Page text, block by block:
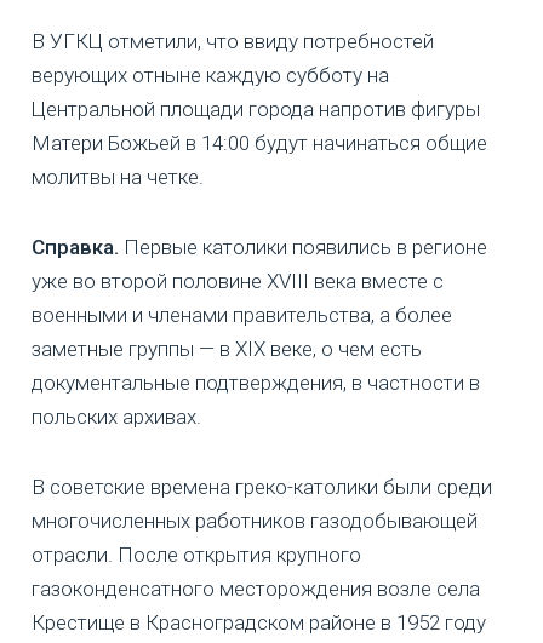
В УГКЦ отметили, что ввиду потребностей
верующих отныне каждую субботу на
Центральной площади города напротив фигуры
Матери Божьей в 14:00 будут начинаться общие
молитвы на четке.
Справка. Первые католики появились в регионе
уже во второй половине XVIII века вместе с
военными и членами правительства, а более
заметные группы — в XIX веке, о чем есть
документальные подтверждения, в частности в
польских архивах.
В советские времена греко-католики были среди
многочисленных работников газодобывающей
отрасли. После открытия крупного
газоконденсатного месторождения возле села
Крестище в Красноградском районе в 1952 году